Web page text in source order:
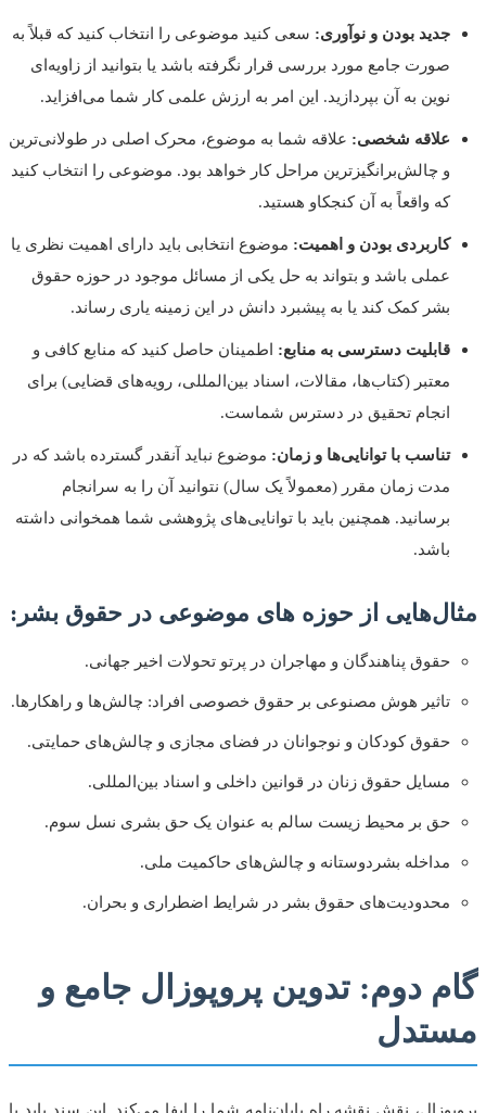
جدید بودن و نوآوری: سعی کنید موضوعی را انتخاب کنید که قبلاً به
صورت جامع مورد بررسی قرار نگرفته باشد یا بتوانید از زاویه‌ای
نوین به آن بپردازید. این امر به ارزش علمی کار شما می‌افزاید.
علاقه شخصی: علاقه شما به موضوع، محرک اصلی در طولانی‌ترین
و چالش‌برانگیزترین مراحل کار خواهد بود. موضوعی را انتخاب کنید
که واقعاً به آن کنجکاو هستید.
کاربردی بودن و اهمیت: موضوع انتخابی باید دارای اهمیت نظری یا
عملی باشد و بتواند به حل یکی از مسائل موجود در حوزه حقوق
بشر کمک کند یا به پیشبرد دانش در این زمینه یاری رساند.
قابلیت دسترسی به منابع: اطمینان حاصل کنید که منابع کافی و
معتبر (کتاب‌ها، مقالات، اسناد بین‌المللی، رویه‌های قضایی) برای
انجام تحقیق در دسترس شماست.
تناسب با توانایی‌ها و زمان: موضوع نباید آنقدر گسترده باشد که در
مدت زمان مقرر (معمولاً یک سال) نتوانید آن را به سرانجام
برسانید. همچنین باید با توانایی‌های پژوهشی شما همخوانی داشته
باشد.
مثال‌هایی از حوزه های موضوعی در حقوق بشر:
حقوق پناهندگان و مهاجران در پرتو تحولات اخیر جهانی.
تاثیر هوش مصنوعی بر حقوق خصوصی افراد: چالش‌ها و راهکارها.
حقوق کودکان و نوجوانان در فضای مجازی و چالش‌های حمایتی.
مسایل حقوق زنان در قوانین داخلی و اسناد بین‌المللی.
حق بر محیط زیست سالم به عنوان یک حق بشری نسل سوم.
مداخله بشردوستانه و چالش‌های حاکمیت ملی.
محدودیت‌های حقوق بشر در شرایط اضطراری و بحران.
گام دوم: تدوین پروپوزال جامع و
مستدل
پروپوزال، نقش نقشه راه پایان‌نامه شما را ایفا می‌کند. این سند باید با